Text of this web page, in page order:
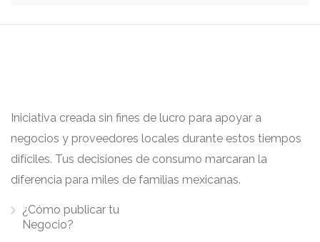
Iniciativa creada sin fines de lucro para apoyar a
negocios y proveedores locales durante estos tiempos
difíciles. Tus decisiones de consumo marcaran la
diferencia para miles de familias mexicanas.
¿Cómo publicar tu
Negocio?